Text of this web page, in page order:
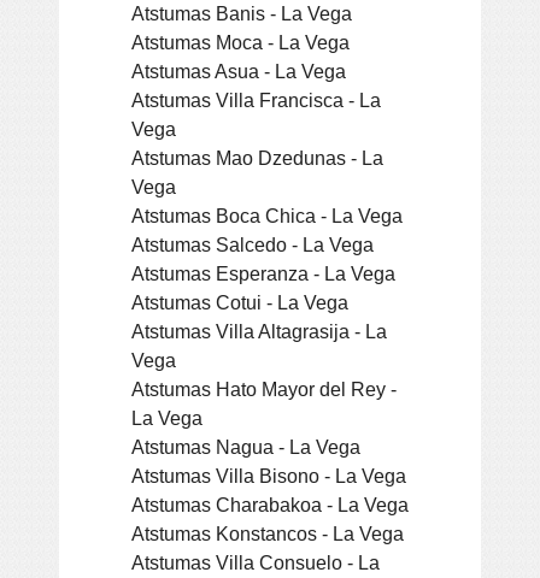
Atstumas Banis - La Vega
Atstumas Moca - La Vega
Atstumas Asua - La Vega
Atstumas Villa Francisca - La
Vega
Atstumas Mao Dzedunas - La
Vega
Atstumas Boca Chica - La Vega
Atstumas Salcedo - La Vega
Atstumas Esperanza - La Vega
Atstumas Cotui - La Vega
Atstumas Villa Altagrasija - La
Vega
Atstumas Hato Mayor del Rey -
La Vega
Atstumas Nagua - La Vega
Atstumas Villa Bisono - La Vega
Atstumas Charabakoa - La Vega
Atstumas Konstancos - La Vega
Atstumas Villa Consuelo - La